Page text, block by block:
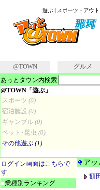
遊ぶ | スポーツ・アウ
@TOWN グルメ
あっとタウン内検索
@TOWN「遊ぶ」
スポーツ (0)
宿泊施設 (0)
ギャンブル (0)
ペット･昆虫 (0)
その他遊ぶ (1)
ログイン画面はこちらで
す
■業種別ランキング
アッ
額